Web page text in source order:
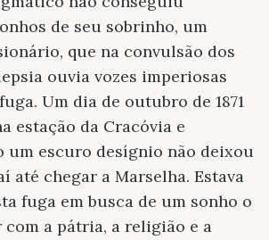
de seu sobrinho, um
que na convulsão dos
ouvia vozes imperiosas
Um dia de outubro de 1871
estação da Cracóvia e
um escuro desígnio não deixou
até chegar a Marselha. Estava
fuga em busca de um sonho o
a pátria, a religião e a